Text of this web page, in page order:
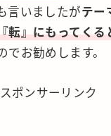
言いましたがテー
転』にもってくる
でお勧めします。
スポンサーリンク